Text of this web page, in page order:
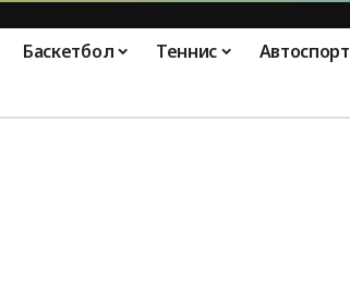
Баскетбол Теннис Автоспорт